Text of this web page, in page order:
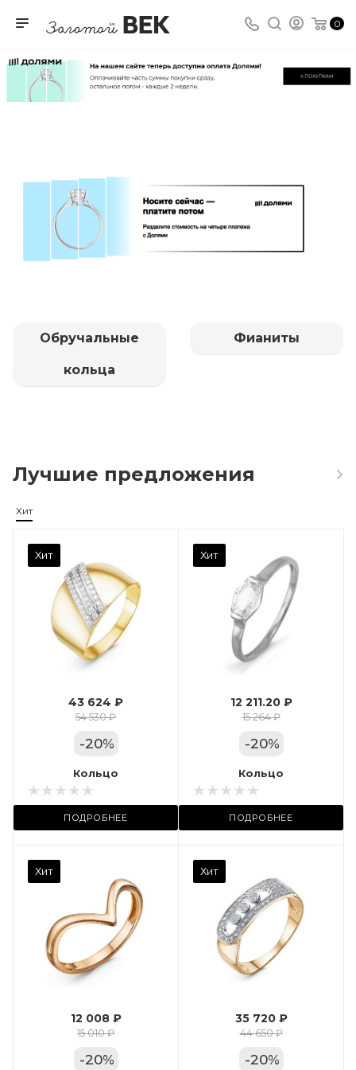
0
Обручальные
кольца
Фианиты
Лучшие предложения
Хит
Хит
43 624 ₽
54 530 ₽
-20%
Кольцо
ПОДРОБНЕЕ
Хит
Вес драгметалла
Марка (бренд)
Дельта
Фианит
Цвет золота
КРАС
Местоположение:
ТРЦ «Арена»
12 211.20 ₽
15 264 ₽
-20%
Кольцо
ПОДРОБНЕЕ
Хит
12 008 ₽
15 010 ₽
-20%
Хит
Вес драгметалла
Марка (бренд)
Дельта
Фианит
Цвет золота
КРАС
35 720 ₽
44 650 ₽
-20%